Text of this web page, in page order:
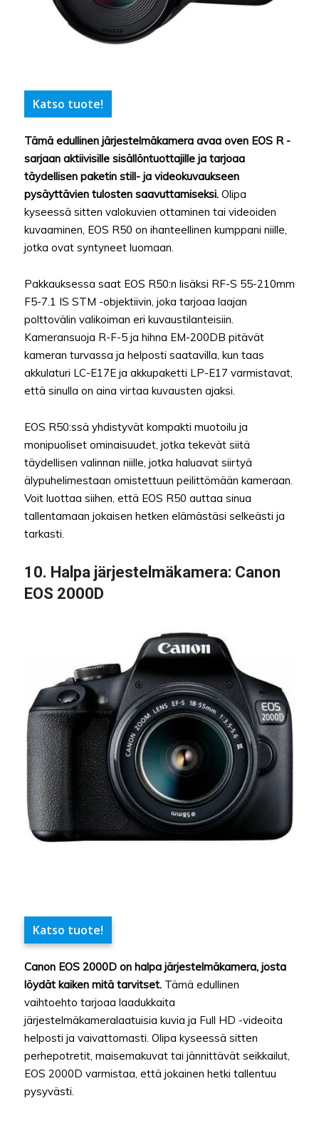
Katso tuote!
Tämä edullinen järjestelmäkamera avaa oven EOS R -
sarjaan aktiivisille sisällöntuottajille ja tarjoaa
täydellisen paketin still- ja videokuvaukseen
pysäyttävien tulosten saavuttamiseksi. Olipa
kyseessä sitten valokuvien ottaminen tai videoiden
kuvaaminen, EOS R50 on ihanteellinen kumppani niille,
jotka ovat syntyneet luomaan.
Pakkauksessa saat EOS R50:n lisäksi RF-S 55-210mm
F5-7.1 IS STM -objektiivin, joka tarjoaa laajan
polttovälin valikoiman eri kuvaustilanteisiin.
Kameransuoja R-F-5 ja hihna EM-200DB pitävät
kameran turvassa ja helposti saatavilla, kun taas
akkulaturi LC-E17E ja akkupaketti LP-E17 varmistavat,
että sinulla on aina virtaa kuvausten ajaksi.
EOS R50:ssä yhdistyvät kompakti muotoilu ja
monipuoliset ominaisuudet, jotka tekevät siitä
täydellisen valinnan niille, jotka haluavat siirtyä
älypuhelimestaan omistettuun peilittömään kameraan.
Voit luottaa siihen, että EOS R50 auttaa sinua
tallentamaan jokaisen hetken elämästäsi selkeästi ja
tarkasti.
10. Halpa järjestelmäkamera: Canon
EOS 2000D
Katso tuote!
Canon EOS 2000D on halpa järjestelmäkamera, josta
löydät kaiken mitä tarvitset. Tämä edullinen
vaihtoehto tarjoaa laadukkaita
järjestelmäkameralaatuisia kuvia ja Full HD -videoita
helposti ja vaivattomasti. Olipa kyseessä sitten
perhepotretit, maisemakuvat tai jännittävät seikkailut,
EOS 2000D varmistaa, että jokainen hetki tallentuu
pysyvästi.